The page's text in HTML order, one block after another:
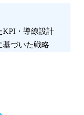
KPI・導線設計
基づいた戦略